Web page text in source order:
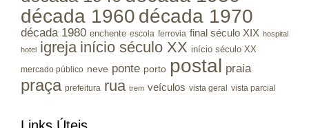
década 1960 década 1970
década 1980 enchente escola ferrovia final século XIX hospital
hotel igreja início século XX início século XX
mercado público neve ponte porto postal praia
praça prefeitura rua trem veículos vista geral vista parcial